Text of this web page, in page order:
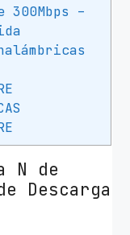
–
N de
Descarga